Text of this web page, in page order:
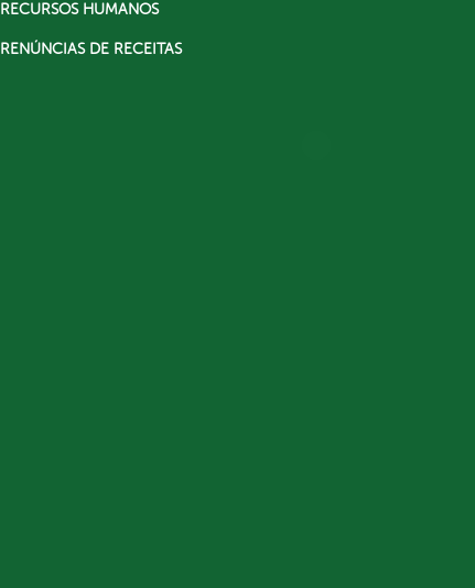
RECURSOS HUMANOS
RENÚNCIAS DE RECEITAS